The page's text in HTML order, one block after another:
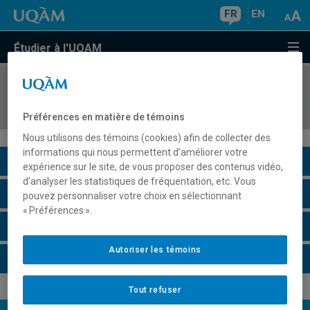
FR EN
Étudier à l'UQAM
COURS//
Description du cours
Horaire - Été 2026
Préférences en matière de témoins
Nous utilisons des témoins (cookies) afin de collecter des
informations qui nous permettent d’améliorer votre
expérience sur le site, de vous proposer des contenus vidéo,
d’analyser les statistiques de fréquentation, etc. Vous
pouvez personnaliser votre choix en sélectionnant
« Préférences ».
Tout refuser
Autoriser les témoins